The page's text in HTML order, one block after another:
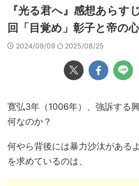
『光る君へ』感想あらす
回「目覚め」彰子と帝の
2024/09/09 2025/08/25
寛弘3年（1006年）、強訴する
何なのか？
何やら背後には暴力沙汰がある
を求めているのは、